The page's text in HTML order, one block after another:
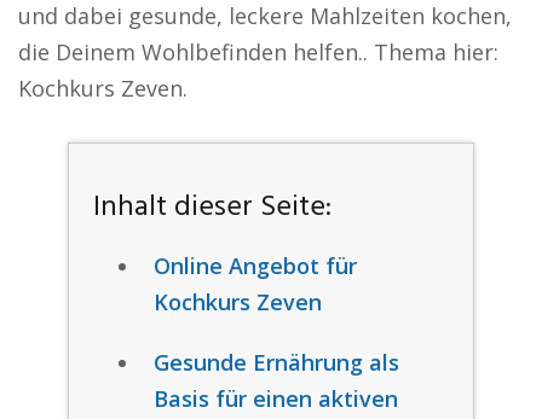
und dabei gesunde, leckere Mahlzeiten kochen,
die Deinem Wohlbefinden helfen.. Thema hier:
Kochkurs Zeven.
Inhalt dieser Seite:
Online Angebot für
Kochkurs Zeven
Gesunde Ernährung als
Basis für einen aktiven